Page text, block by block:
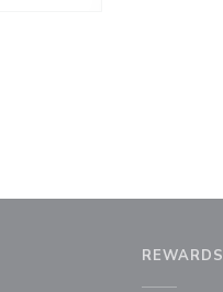
REWARDS